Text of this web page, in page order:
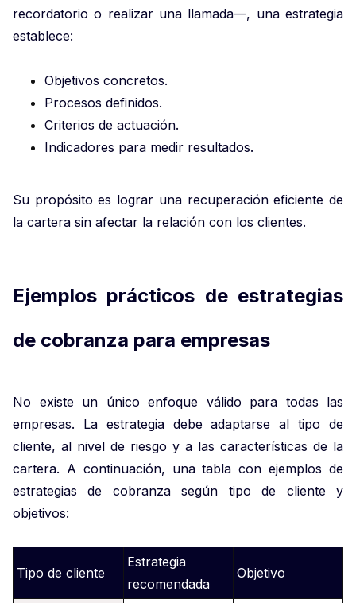
recordatorio o realizar una llamada—, una estrategia
establece:
Objetivos concretos.
Procesos definidos.
Criterios de actuación.
Indicadores para medir resultados.
Su propósito es lograr una recuperación eficiente de
la cartera sin afectar la relación con los clientes.
Ejemplos prácticos de estrategias
de cobranza para empresas
No existe un único enfoque válido para todas las
empresas. La estrategia debe adaptarse al tipo de
cliente, al nivel de riesgo y a las características de la
cartera. A continuación, una tabla con ejemplos de
estrategias de cobranza según tipo de cliente y
objetivos:
Tipo de cliente
Estrategia
recomendada
Objetivo